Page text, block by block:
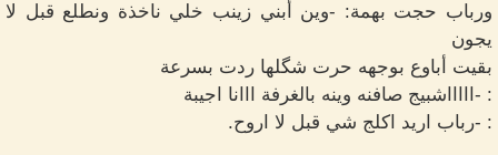
ورباب حجت بهمة: -وين أبني زينب خلي ناخذة ونطلع قبل لا
يجون
بقيت أباوع بوجهه حرت شگلها ردت بسرعة
: -اااااشبيج صافنه وينه بالغرفة ااانا اجيبة
: -رباب اريد اكلج شي قبل لا اروح.